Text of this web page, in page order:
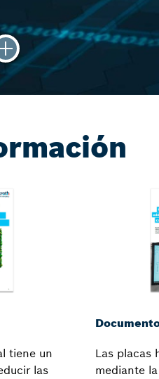
tiene un
las
Las placas
mediante